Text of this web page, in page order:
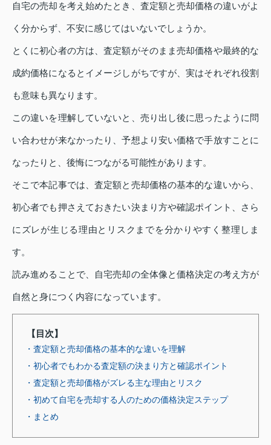
自宅の売却を考え始めたとき、査定額と売却価格の違いがよ
く分からず、不安に感じてはいないでしょうか。
とくに初心者の方は、査定額がそのまま売却価格や最終的な
成約価格になるとイメージしがちですが、実はそれぞれ役割
も意味も異なります。
この違いを理解していないと、売り出し後に思ったように問
い合わせが来なかったり、予想より安い価格で手放すことに
なったりと、後悔につながる可能性があります。
そこで本記事では、査定額と売却価格の基本的な違いから、
初心者でも押さえておきたい決まり方や確認ポイント、さら
にズレが生じる理由とリスクまでを分かりやすく整理しま
す。
読み進めることで、自宅売却の全体像と価格決定の考え方が
自然と身につく内容になっています。
【目次】
・査定額と売却価格の基本的な違いを理解
・初心者でもわかる査定額の決まり方と確認ポイント
・査定額と売却価格がズレる主な理由とリスク
・初めて自宅を売却する人のための価格決定ステップ
・まとめ